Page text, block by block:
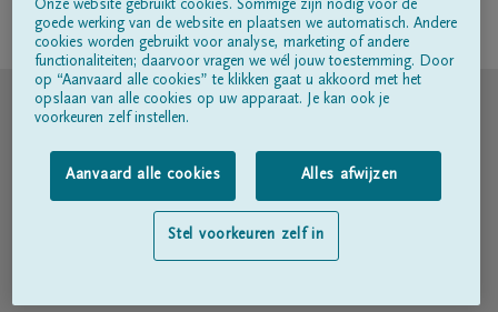
Volg ons op
© DELA
Gebruiksvoorwaarden
Privacyverklaring
Toegankelijkheidsverklaring
Onze website gebruikt cookies. Sommige zijn nodig voor de
goede werking van de website en plaatsen we automatisch. Andere
cookies worden gebruikt voor analyse, marketing of andere
functionaliteiten; daarvoor vragen we wél jouw toestemming. Door
op “Aanvaard alle cookies” te klikken gaat u akkoord met het
opslaan van alle cookies op uw apparaat. Je kan ook je
voorkeuren zelf instellen.
Aanvaard alle cookies Alles afwijzen
Stel voorkeuren zelf in